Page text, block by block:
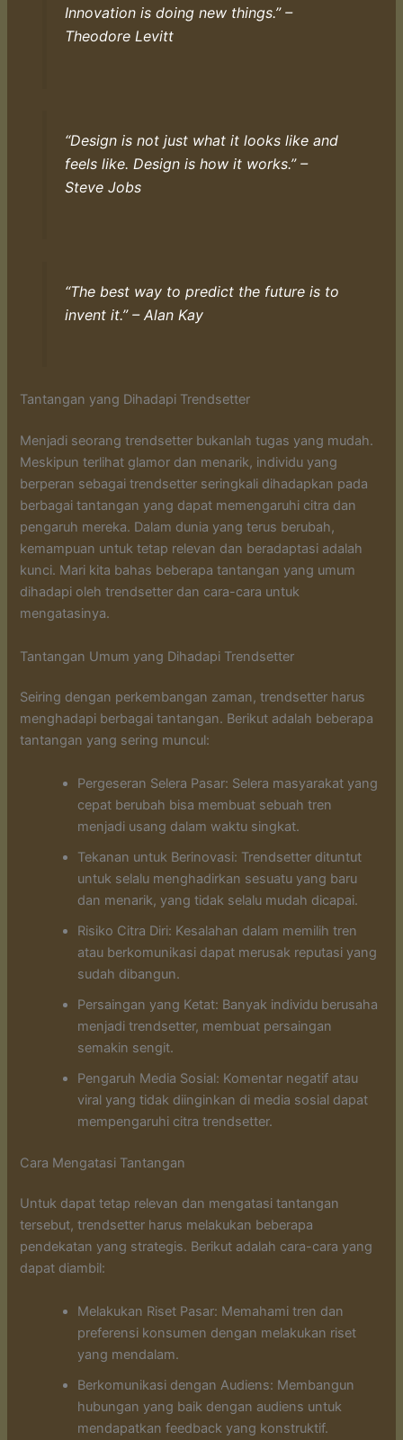
Innovation is doing new things.” –
Theodore Levitt
“Design is not just what it looks like and
feels like. Design is how it works.” –
Steve Jobs
“The best way to predict the future is to
invent it.” – Alan Kay
Tantangan yang Dihadapi Trendsetter
Menjadi seorang trendsetter bukanlah tugas yang mudah.
Meskipun terlihat glamor dan menarik, individu yang
berperan sebagai trendsetter seringkali dihadapkan pada
berbagai tantangan yang dapat memengaruhi citra dan
pengaruh mereka. Dalam dunia yang terus berubah,
kemampuan untuk tetap relevan dan beradaptasi adalah
kunci. Mari kita bahas beberapa tantangan yang umum
dihadapi oleh trendsetter dan cara-cara untuk
mengatasinya.
Tantangan Umum yang Dihadapi Trendsetter
Seiring dengan perkembangan zaman, trendsetter harus
menghadapi berbagai tantangan. Berikut adalah beberapa
tantangan yang sering muncul:
Pergeseran Selera Pasar: Selera masyarakat yang
cepat berubah bisa membuat sebuah tren
menjadi usang dalam waktu singkat.
Tekanan untuk Berinovasi: Trendsetter dituntut
untuk selalu menghadirkan sesuatu yang baru
dan menarik, yang tidak selalu mudah dicapai.
Risiko Citra Diri: Kesalahan dalam memilih tren
atau berkomunikasi dapat merusak reputasi yang
sudah dibangun.
Persaingan yang Ketat: Banyak individu berusaha
menjadi trendsetter, membuat persaingan
semakin sengit.
Pengaruh Media Sosial: Komentar negatif atau
viral yang tidak diinginkan di media sosial dapat
mempengaruhi citra trendsetter.
Cara Mengatasi Tantangan
Untuk dapat tetap relevan dan mengatasi tantangan
tersebut, trendsetter harus melakukan beberapa
pendekatan yang strategis. Berikut adalah cara-cara yang
dapat diambil:
Melakukan Riset Pasar: Memahami tren dan
preferensi konsumen dengan melakukan riset
yang mendalam.
Berkomunikasi dengan Audiens: Membangun
hubungan yang baik dengan audiens untuk
mendapatkan feedback yang konstruktif.